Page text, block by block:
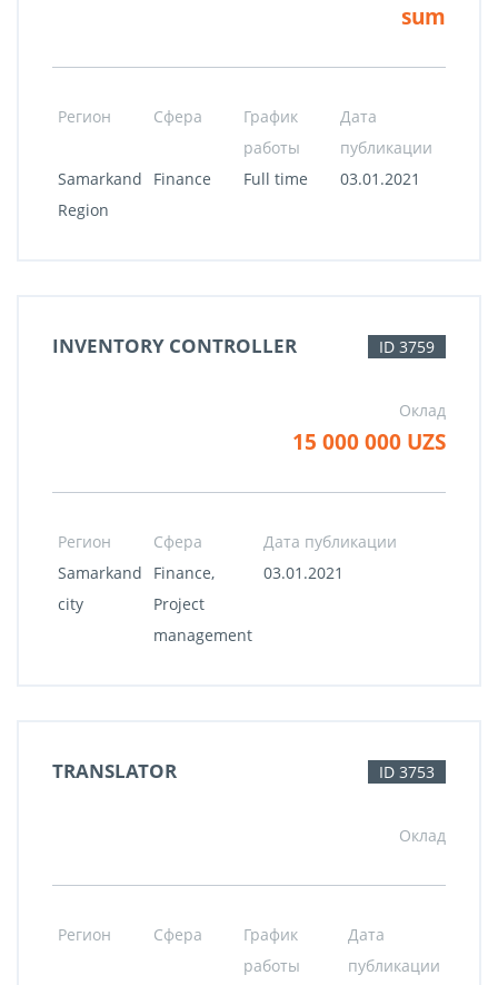
sum
Регион Сфера
График
работы
Дата
публикации
Samarkand
Region
Finance Full time 03.01.2021
INVENTORY CONTROLLER ID 3759
Оклад
15 000 000 UZS
Регион Сфера
Дата публикации
Samarkand
city
Finance,
Project
management
03.01.2021
TRANSLATOR ID 3753
Оклад
Регион Сфера
График
работы
Дата
публикации